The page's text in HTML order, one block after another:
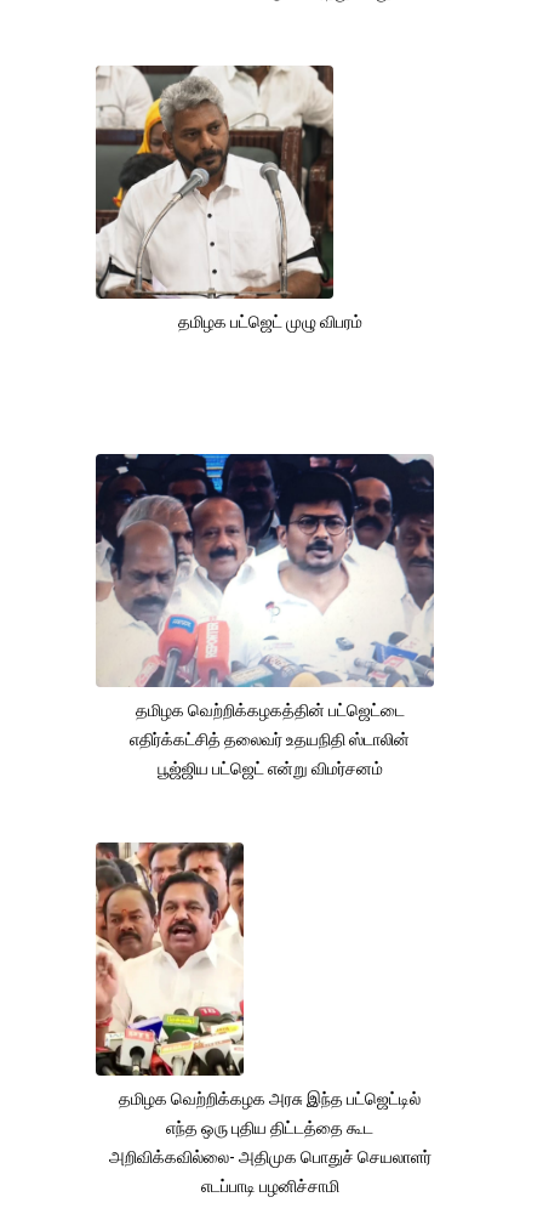
தமிழக பட்ஜெட் முழு விபரம்
தமிழக வெற்றிக்கழகத்தின் பட்ஜெட்டை
எதிர்க்கட்சித் தலைவர் உதயநிதி ஸ்டாலின்
பூஜ்ஜிய பட்ஜெட் என்று விமர்சனம்
தமிழக வெற்றிக்கழக அரசு இந்த பட்ஜெட்டில்
எந்த ஒரு புதிய திட்டத்தை கூட
அறிவிக்கவில்லை- அதிமுக பொதுச் செயலாளர்
எடப்பாடி பழனிச்சாமி